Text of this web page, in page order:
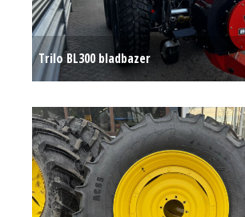
Trilo BL300 bladbazer